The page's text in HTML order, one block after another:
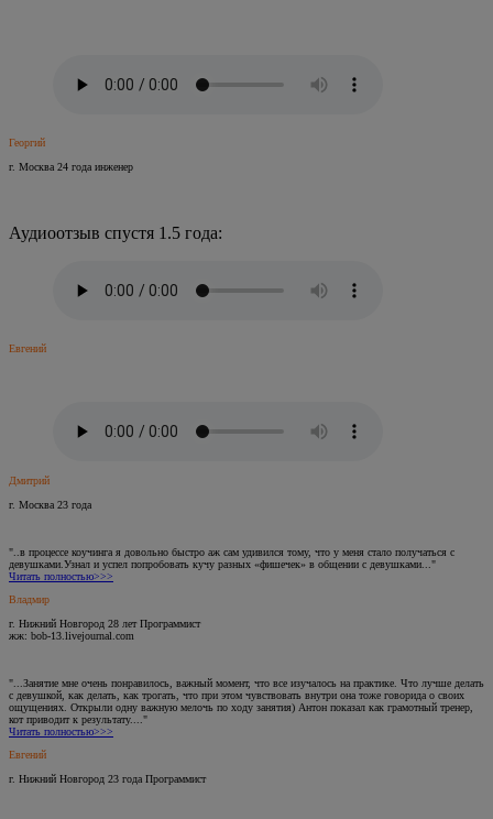
Георгий
г. Москва 24 года инженер
Аудиоотзыв спустя 1.5 года:
Евгений
Дмитрий
г. Москва 23 года
"..в процессе коучинга я довольно быстро аж сам удивился тому, что у меня стало получаться с
девушками.Узнал и успел попробовать кучу разных «фишечек» в общении с девушками..."
Читать полностью>>>
Владмир
г. Нижний Новгород 28 лет Программист
жж: bob-13.livejournal.com
"...Занятие мне очень понравилось, важный момент, что все изучалось на практике. Что лучше делать
с девушкой, как делать, как трогать, что при этом чувствовать внутри она тоже говорида о своих
ощущениях. Открыли одну важную мелочь по ходу занятия) Антон показал как грамотный тренер,
кот приводит к результату...."
Читать полностью>>>
Евгений
г. Нижний Новгород 23 года Программист